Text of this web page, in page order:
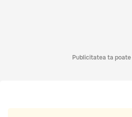
Publicitatea ta